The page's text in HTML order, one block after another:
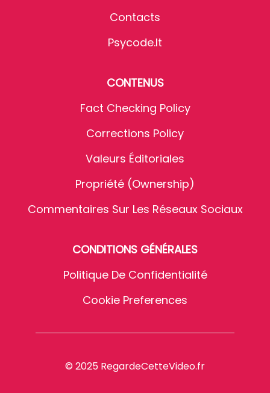
Contacts
Psycode.it
CONTENUS
Fact Checking Policy
Corrections Policy
Valeurs Éditoriales
Propriété (Ownership)
Commentaires Sur Les Réseaux Sociaux
CONDITIONS GÉNÉRALES
Politique De Confidentialité
Cookie Preferences
© 2025 RegardeCetteVideo.fr